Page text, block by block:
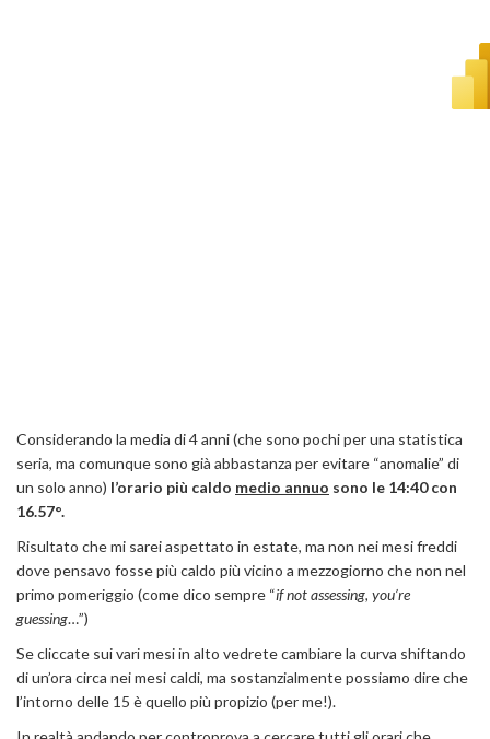
Considerando la media di 4 anni (che sono pochi per una statistica
seria, ma comunque sono già abbastanza per evitare “anomalie” di
un solo anno) l’orario più caldo medio annuo sono le 14:40 con
16.57°.
Risultato che mi sarei aspettato in estate, ma non nei mesi freddi
dove pensavo fosse più caldo più vicino a mezzogiorno che non nel
primo pomeriggio (come dico sempre “if not assessing, you’re
guessing…”)
Se cliccate sui vari mesi in alto vedrete cambiare la curva shiftando
di un’ora circa nei mesi caldi, ma sostanzialmente possiamo dire che
l’intorno delle 15 è quello più propizio (per me!).